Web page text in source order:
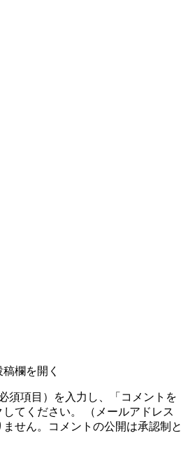
欄を開く
須項目）を入力し、「コメントを
てください。 （メールアドレス
せん。コメントの公開は承認制と